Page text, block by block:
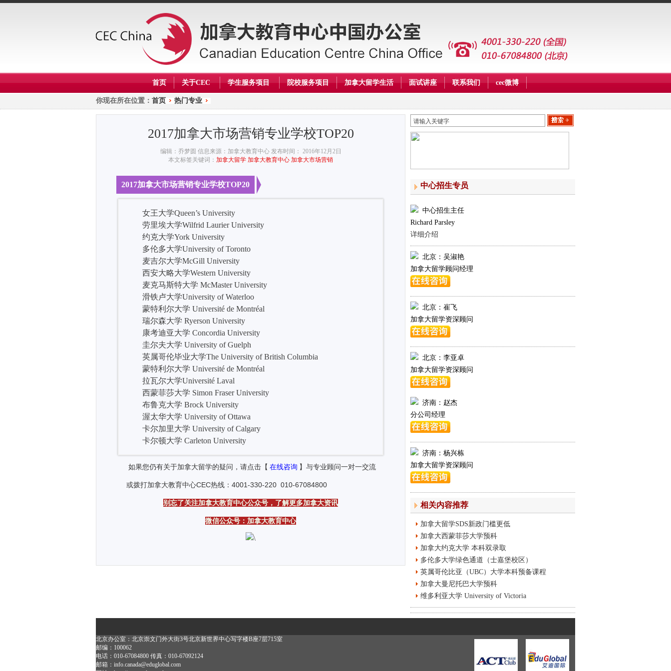
首页 关于CEC 学生服务项目 院校服务项目 加拿大留学生活 面试讲座 联系我们 cec微博
你现在所在位置： 首页 热门专业
2017加拿大市场营销专业学校TOP20
编辑：乔梦圆 信息来源：加拿大教育中心 发布时间： 2016年12月2日
本文标签关键词： 加拿大留学 加拿大教育中心 加拿大市场营销
2017加拿大市场营销专业学校TOP20
女王大学Queen’s University
劳里埃大学Wilfrid Laurier University
约克大学York University
多伦多大学University of Toronto
麦吉尔大学McGill University
西安大略大学Western University
麦克马斯特大学 McMaster University
滑铁卢大学University of Waterloo
蒙特利尔大学 Université de Montréal
瑞尔森大学 Ryerson University
康考迪亚大学 Concordia University
圭尔夫大学 University of Guelph
英属哥伦毕业大学The University of British Columbia
蒙特利尔大学 Université de Montréal
拉瓦尔大学Université Laval
西蒙菲莎大学 Simon Fraser University
布鲁克大学 Brock University
渥太华大学 University of Ottawa
卡尔加里大学 University of Calgary
卡尔顿大学 Carleton University
如果您仍有关于加拿大留学的疑问，请点击【 在线咨询 】与专业顾问一对一交流
或拨打加拿大教育中心CEC热线：4001-330-220 010-67084800
别忘了关注加拿大教育中心公众号，了解更多加拿大资讯
微信公众号：加拿大教育中心
中心招生专员
中心招生主任
Richard Parsley
详细介绍
北京：吴淑艳
加拿大留学顾问经理
北京：崔飞
加拿大留学资深顾问
北京：李亚卓
加拿大留学资深顾问
济南：赵杰
分公司经理
济南：杨兴栋
加拿大留学资深顾问
相关内容推荐
加拿大留学SDS新政门槛更低
加拿大西蒙菲莎大学预科
加拿大约克大学 本科双录取
多伦多大学绿色通道（士嘉堡校区）
英属哥伦比亚（UBC）大学本科预备课程
加拿大曼尼托巴大学预科
维多利亚大学 University of Victoria
北京办公室：北京崇文门外大街3号北京新世界中心写字楼B座7层715室
邮编：100062
电话：010-67084800 传真：010-67092124
邮箱：info.canada@eduglobal.com